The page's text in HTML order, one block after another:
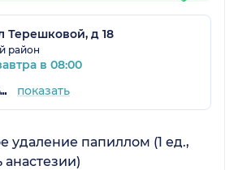
Терешковой, д 18
район
в 08:00
+7 (901) 960-85-26 показать
удаление папиллом (1 ед.,
анастезии)